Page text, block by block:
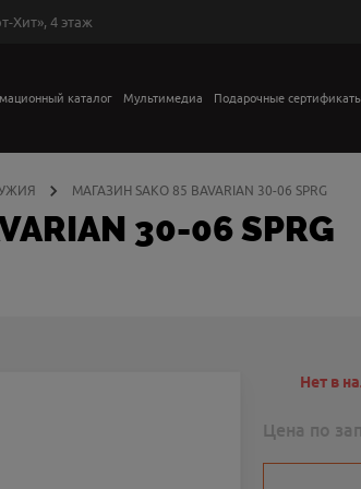
Хит», 4 этаж
каталог Мультимедиа Подарочные
МАГАЗИН SAKO 85 BAVARIAN 30-06 SPRG
30-06 SPRG
Нет в
Цена по